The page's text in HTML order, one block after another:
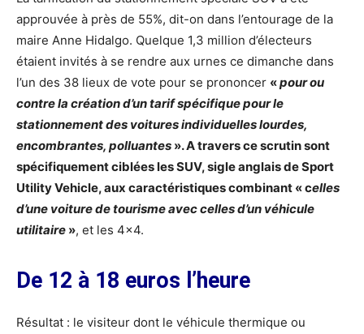
approuvée à près de 55%, dit-on dans l’entourage de la
maire Anne Hidalgo. Quelque 1,3 million d’électeurs
étaient invités à se rendre aux urnes ce dimanche dans
l’un des 38 lieux de vote pour se prononcer «pour ou
contre la création d’un tarif spécifique pour le
stationnement des voitures individuelles lourdes,
encombrantes, polluantes ». A travers ce scrutin sont
spécifiquement ciblées les SUV, sigle anglais de Sport
Utility Vehicle, aux caractéristiques combinant « celles
d’une voiture de tourisme avec celles d’un véhicule
utilitaire », et les 4×4.
De 12 à 18 euros l’heure
Résultat : le visiteur dont le véhicule thermique ou